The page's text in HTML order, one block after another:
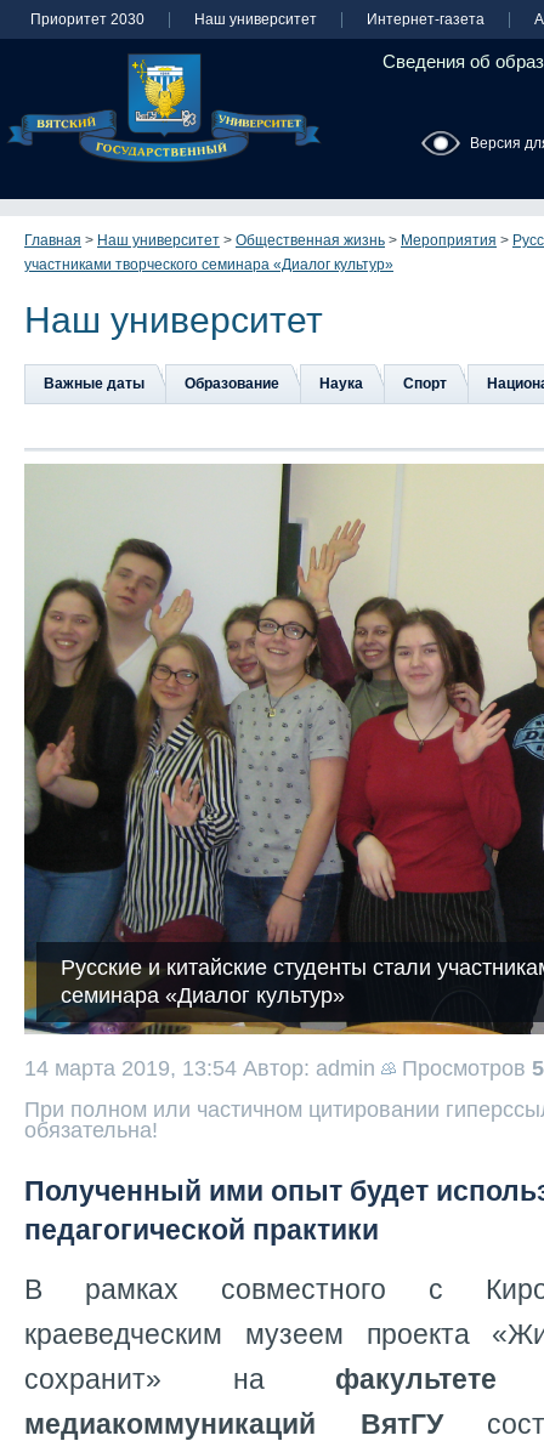
Приоритет 2030 Наш университет Интернет-газета
Сведения об
Версия
Главная > Наш университет > Общественная жизнь > Мероприятия >
участниками творческого семинара «Диалог культур»
Наш университет
Важные даты Образование Наука Спорт
Русские и китайские студенты стали
семинара «Диалог культур»
14 марта 2019, 13:54 Автор: admin Просмотров
При полном или частичном цитировании
обязательна!
Полученный ими опыт будет
педагогической практики
В рамках совместного с
краеведческим музеем проекта
сохранит» на
медиакоммуникаций ВятГУ